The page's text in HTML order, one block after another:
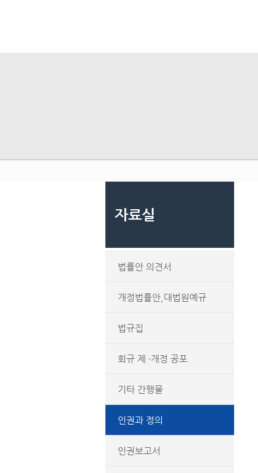
자료실
법률안 의견서
개정법률안,대법원예규
법규집
회규 제 ·개정 공포
기타 간행물
인권과 정의
인권보고서